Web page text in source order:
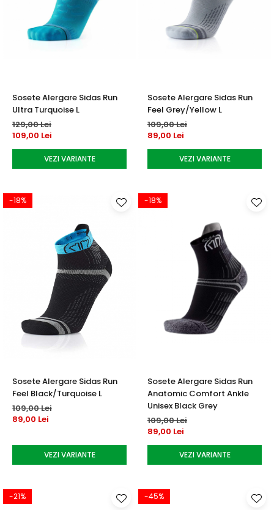
Sosete Alergare Sidas Run
Ultra Turquoise L
129,00 Lei
109,00 Lei
VEZI VARIANTE
Sosete Alergare Sidas Run
Feel Grey/Yellow L
109,00 Lei
89,00 Lei
VEZI VARIANTE
-18%
Sosete Alergare Sidas Run
Feel Black/Turquoise L
109,00 Lei
89,00 Lei
VEZI VARIANTE
-18%
Sosete Alergare Sidas Run
Anatomic Comfort Ankle
Unisex Black Grey
109,00 Lei
89,00 Lei
VEZI VARIANTE
-21% -45%